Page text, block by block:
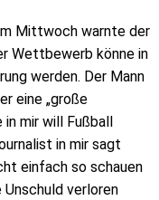
Mittwoch warnte der
Wettbewerb könne in
werden. Der Mann
eine „große
mir will Fußball
in mir sagt
einfach so schauen
Unschuld verloren